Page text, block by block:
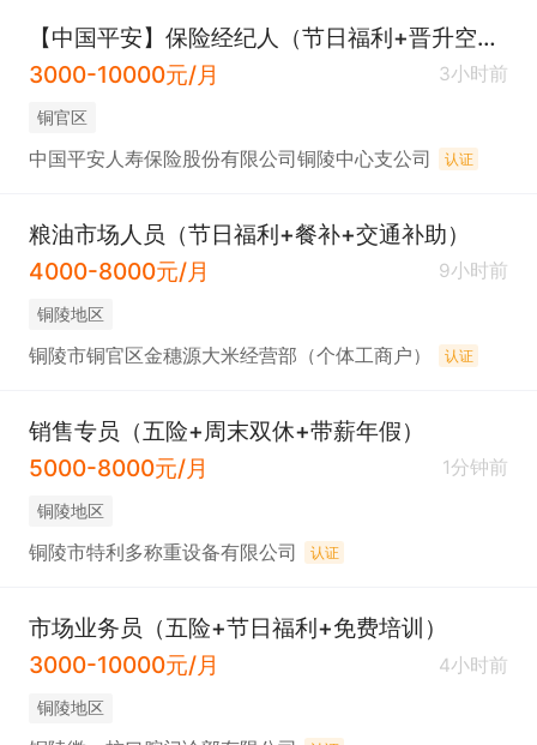
【中国平安】保险经纪人（节日福利+晋升空间）
3000-10000元/月
3小时前
铜官区
中国平安人寿保险股份有限公司铜陵中心支公司 认证
粮油市场人员（节日福利+餐补+交通补助）
4000-8000元/月
9小时前
铜陵地区
铜陵市铜官区金穗源大米经营部（个体工商户） 认证
销售专员（五险+周末双休+带薪年假）
5000-8000元/月
1分钟前
铜陵地区
铜陵市特利多称重设备有限公司 认证
市场业务员（五险+节日福利+免费培训）
3000-10000元/月
4小时前
铜陵地区